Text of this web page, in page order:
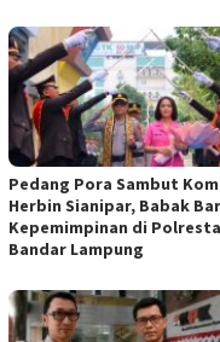
Pedang Pora Sambut
Herbin Sianipar, Babak
Kepemimpinan di Polresta
Bandar Lampung